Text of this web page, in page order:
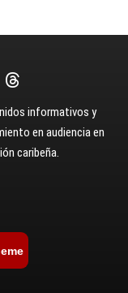
informativos y
en audiencia en
caribeña.